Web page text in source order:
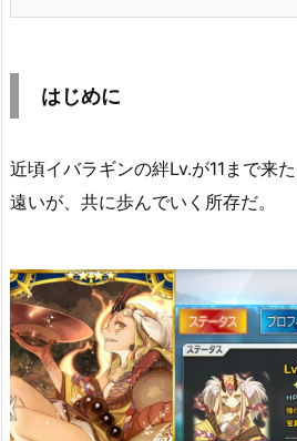
はじめに
近頃イバラギンの絆Lv.が11まで来
遠いが、共に歩んでいく所存だ。